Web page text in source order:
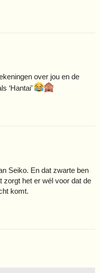
over jou en de
‘Hantai’
Seiko. En dat zwarte ben
zorgt het er wél voor dat de
komt.